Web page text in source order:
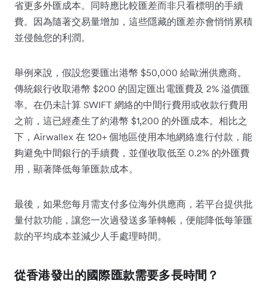
省更多外匯成本。同時應比較匯差而非只看標明的手續
費。因為隨著交易量增加，這些隱藏的匯差亦會悄悄累積
並侵蝕您的利潤。
舉例來說，假設您要匯出港幣 $50,000 給歐洲供應商。
傳統銀行收取港幣 $200 的固定匯出電匯費及 2% 溢價匯
率。在仍未計算 SWIFT 網絡的中間行費用或收款行費用
之前，這已經產生了約港幣 $1,200 的外匯成本。相比之
下，Airwallex 在 120+ 個地區使用本地網絡進行付款，能
夠避免中間銀行的手續費，並僅收取低至 0.2% 的外匯費
用，顯著降低每筆匯款成本。
最後，如果您每月需支付多位海外供應商，若平台提供批
量付款功能，讓您一次過發送多筆轉帳，便能降低每筆匯
款的平均成本並減少人手處理時間。
從香港發出的國際匯款需要多長時間？